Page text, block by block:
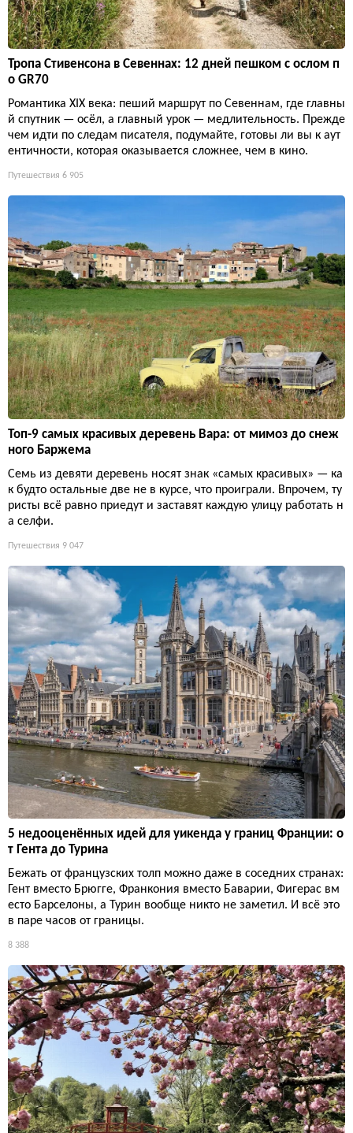
Тропа Стивенсона в Севеннах: 12 дней пешком с ослом п
о GR70
Романтика XIX века: пеший маршрут по Севеннам, где главны
й спутник — осёл, а главный урок — медлительность. Прежде
чем идти по следам писателя, подумайте, готовы ли вы к аут
ентичности, которая оказывается сложнее, чем в кино.
Путешествия 6 905
Топ-9 самых красивых деревень Вара: от мимоз до снеж
ного Баржема
Семь из девяти деревень носят знак «самых красивых» — ка
к будто остальные две не в курсе, что проиграли. Впрочем, ту
ристы всё равно приедут и заставят каждую улицу работать н
а селфи.
Путешествия 9 047
5 недооценённых идей для уикенда у границ Франции: о
т Гента до Турина
Бежать от французских толп можно даже в соседних странах:
Гент вместо Брюгге, Франкония вместо Баварии, Фигерас вм
есто Барселоны, а Турин вообще никто не заметил. И всё это
в паре часов от границы.
8 388